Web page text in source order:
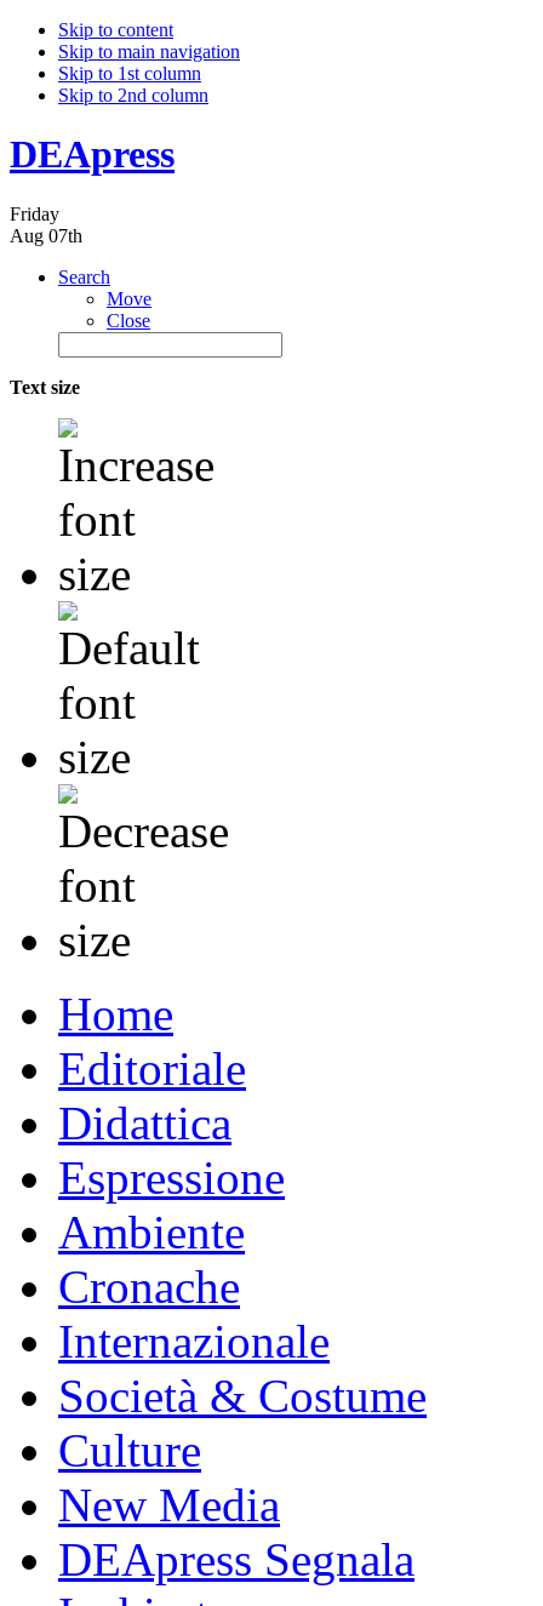
Skip to content
Skip to main navigation
Skip to 1st column
Skip to 2nd column
DEApress
Friday
Aug 07th
Search
Move
Close
Text size
Home
Editoriale
Didattica
Espressione
Ambiente
Cronache
Internazionale
Società & Costume
Culture
New Media
DEApress Segnala